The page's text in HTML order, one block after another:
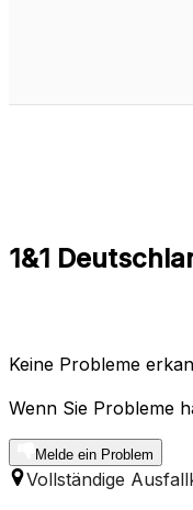
1&1
Keine Probleme
Wenn Sie Probleme
Melde ein Problem
Vollständige